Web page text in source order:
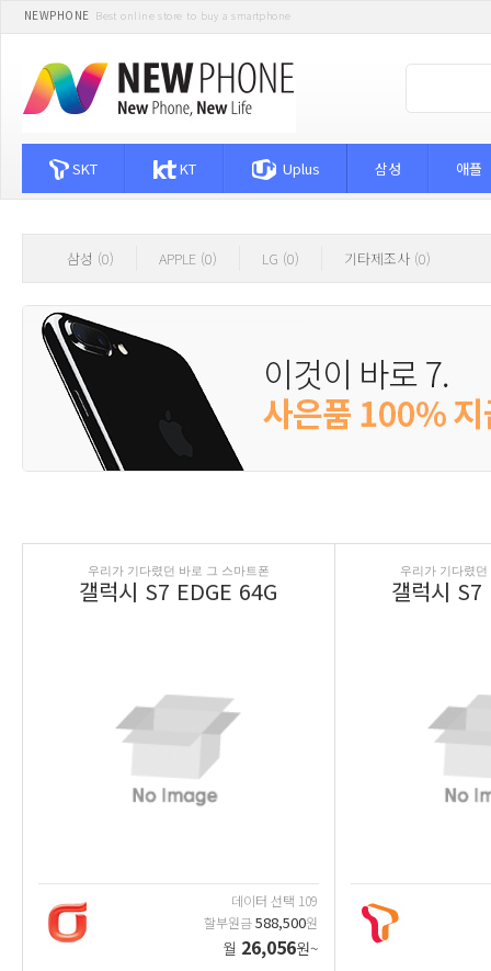
NEWPHONE Best online store to buy a smartphone
SKT KT Uplus 삼성 애플
삼성 (0) APPLE (0) LG (0) 기타제조사 (0)
우리가 기다렸던 바로 그 스마트폰
갤럭시 S7 EDGE 64G
데이터 선택 109
할부원금588,500원
월 26,056원~
우리가 기다렸
갤럭시 S7